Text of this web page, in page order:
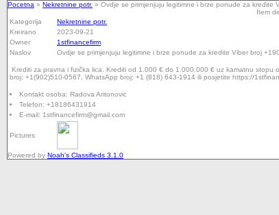
Pocetna » Nekretnine potr. » Ovdje se primjenjuju legitimne i brze ponude za kredite
Item
Kategorija
Nekretnine potr.
Kreirano
2023-09-21
Owner
1stfinancefirm
Naslov
Ovdje se primjenjuju legitimne i brze ponude za kredite Viber broj
Krediti za pravna i fizička lica. Krediti od 1.000 € do 1.000.000 € uz kamatnu
broj: +1(902)510-0567, WhatsApp broj: +1 (818) 643-1914 ili posjetite https://
Kontakt osoba: Radova Aritonovic
Telefon: +18186431914
E-mail: 1stfinancefirm@gmail.com
Pictures
Powered by Noah's Classifieds 3.1.0